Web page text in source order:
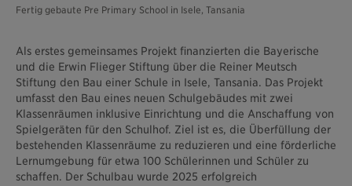
Fertig gebaute Pre Primary School in Isele, Tansania
Als erstes gemeinsames Projekt finanzierten die Bayerische
und die Erwin Flieger Stiftung über die Reiner Meutsch
Stiftung den Bau einer Schule in Isele, Tansania. Das Projekt
umfasst den Bau eines neuen Schulgebäudes mit zwei
Klassenräumen inklusive Einrichtung und die Anschaffung von
Spielgeräten für den Schulhof. Ziel ist es, die Überfüllung der
bestehenden Klassenräume zu reduzieren und eine förderliche
Lernumgebung für etwa 100 Schülerinnen und Schüler zu
schaffen. Der Schulbau wurde 2025 erfolgreich